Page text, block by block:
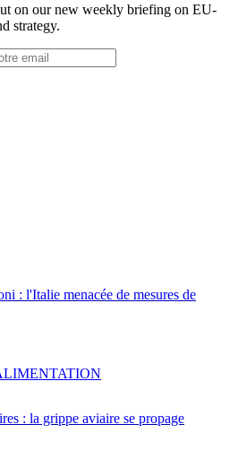
on our new weekly briefing on EU-
strategy.
: l'Italie menacée de mesures de
: la grippe aviaire se propage